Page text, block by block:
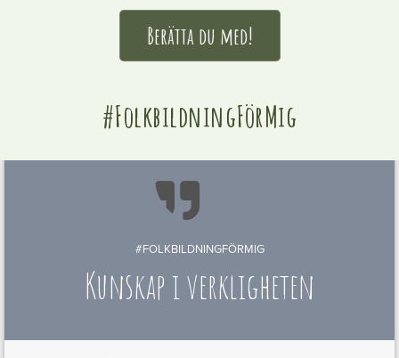
Berätta du med!
#FolkbildningFörMig

#FOLKBILDNINGFÖRMIG
Kunskap i verkligheten